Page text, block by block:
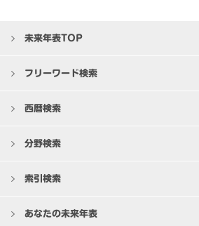
未来年表TOP
フリーワード検索
西暦検索
分野検索
索引検索
あなたの未来年表